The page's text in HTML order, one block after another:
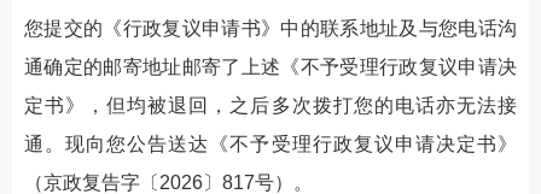
您提交的《行政复议申请书》中的联系地址及与您电话沟
通确定的邮寄地址邮寄了上述《不予受理行政复议申请决
定书》，但均被退回，之后多次拨打您的电话亦无法接
通。现向您公告送达《不予受理行政复议申请决定书》
（京政复告字〔2026〕817号）。